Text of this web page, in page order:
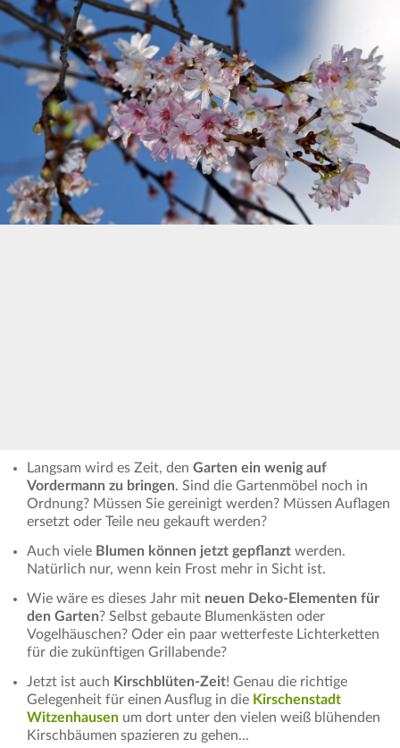
Langsam wird es Zeit, den Garten ein wenig auf
Vordermann zu bringen. Sind die Gartenmöbel noch in
Ordnung? Müssen Sie gereinigt werden? Müssen Auflagen
ersetzt oder Teile neu gekauft werden?
Auch viele Blumen können jetzt gepflanzt werden.
Natürlich nur, wenn kein Frost mehr in Sicht ist.
Wie wäre es dieses Jahr mit neuen Deko-Elementen für
den Garten? Selbst gebaute Blumenkästen oder
Vogelhäuschen? Oder ein paar wetterfeste Lichterketten
für die zukünftigen Grillabende?
Jetzt ist auch Kirschblüten-Zeit! Genau die richtige
Gelegenheit für einen Ausflug in die Kirschenstadt
Witzenhausen um dort unter den vielen weiß blühenden
Kirschbäumen spazieren zu gehen...